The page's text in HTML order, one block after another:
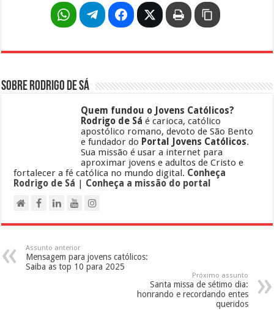
Sobre Rodrigo de Sá
Quem fundou o Jovens Católicos?
Rodrigo de Sá é carioca, católico
apostólico romano, devoto de São Bento
e fundador do Portal Jovens Católicos.
Sua missão é usar a internet para
aproximar jovens e adultos de Cristo e
fortalecer a fé católica no mundo digital. Conheça
Rodrigo de Sá
Conheça a missão do portal
Assunto anterior
Mensagem para jovens católicos:
Saiba as top 10 para 2025
Próximo assunto
Santa missa de sétimo dia:
honrando e recordando entes
queridos